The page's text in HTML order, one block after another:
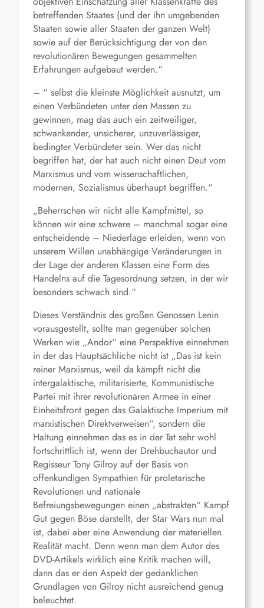
betreffenden Staates (und der ihn umgebenden
Staaten sowie aller Staaten der ganzen Welt)
sowie auf der Berücksichtigung der von den
revolutionären Bewegungen gesammelten
Erfahrungen aufgebaut werden.“
– “ selbst die kleinste Möglichkeit ausnutzt, um
einen Verbündeten unter den Massen zu
gewinnen, mag das auch ein zeitweiliger,
schwankender, unsicherer, unzuverlässiger,
bedingter Verbündeter sein. Wer das nicht
begriffen hat, der hat auch nicht einen Deut vom
Marxismus und vom wissenschaftlichen,
modernen, Sozialismus überhaupt begriffen.“
„Beherrschen wir nicht alle Kampfmittel, so
können wir eine schwere – manchmal sogar eine
entscheidende – Niederlage erleiden, wenn von
unserem Willen unabhängige Veränderungen in
der Lage der anderen Klassen eine Form des
Handelns auf die Tagesordnung setzen, in der wir
besonders schwach sind.“
Dieses Verständnis des großen Genossen Lenin
vorausgestellt, sollte man gegenüber solchen
Werken wie „Andor“ eine Perspektive einnehmen
in der das Hauptsächliche nicht ist „Das ist kein
reiner Marxismus, weil da kämpft nicht die
intergalaktische, militarisierte, Kommunistische
Partei mit ihrer revolutionären Armee in einer
Einheitsfront gegen das Galaktische Imperium mit
marxistischen Direktverweisen“, sondern die
Haltung einnehmen das es in der Tat sehr wohl
fortschrittlich ist, wenn der Drehbuchautor und
Regisseur Tony Gilroy auf der Basis von
offenkundigen Sympathien für proletarische
Revolutionen und nationale
Befreiungsbewegungen einen „abstrakten“ Kampf
Gut gegen Böse darstellt, der Star Wars nun mal
ist, dabei aber eine Anwendung der materiellen
Realität macht. Denn wenn man dem Autor des
DVD-Artikels wirklich eine Kritik machen will,
dann das er den Aspekt der gedanklichen
Grundlagen von Gilroy nicht ausreichend genug
beleuchtet.